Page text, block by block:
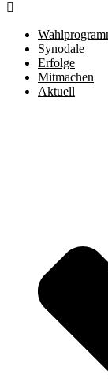
Synodale
Erfolge
Mitmachen
Aktuell